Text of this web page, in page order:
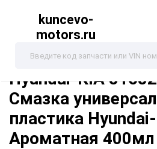
kuncevo-
motors.ru
Hyundai-KIA
Смазка
пластика
Ароматная 400мл